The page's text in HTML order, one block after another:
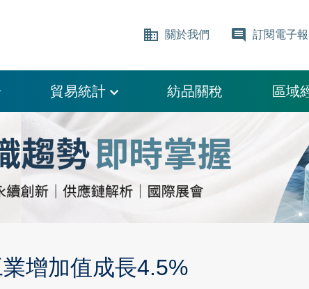
增加值成長4.5%
business 關於我們 comment 訂閱電子報
貿易統計 紡品關稅 區域